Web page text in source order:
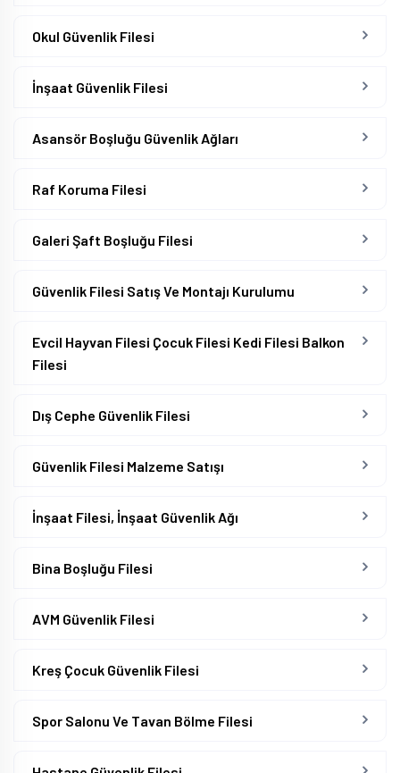
Okul Güvenlik Filesi
İnşaat Güvenlik Filesi
Asansör Boşluğu Güvenlik Ağları
Raf Koruma Filesi
Galeri Şaft Boşluğu Filesi
Güvenlik Filesi Satış Ve Montajı Kurulumu
Evcil Hayvan Filesi Çocuk Filesi Kedi Filesi Balkon
Filesi
Dış Cephe Güvenlik Filesi
Güvenlik Filesi Malzeme Satışı
İnşaat Filesi, İnşaat Güvenlik Ağı
Bina Boşluğu Filesi
AVM Güvenlik Filesi
Kreş Çocuk Güvenlik Filesi
Spor Salonu Ve Tavan Bölme Filesi